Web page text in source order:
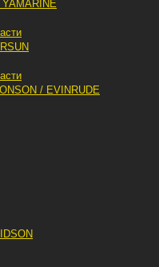
/ EVINRUDE